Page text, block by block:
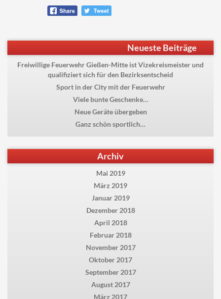
Beitragsnavigation
Previous
Teilnahme am Stadtlauf 2017 Neueste Beiträge
Freiwillige Feuerwehr Gießen-Mitte ist Vizekreismeister und
qualifiziert sich für den Bezirksentscheid
Sport in der City mit der Feuerwehr
Viele bunte Geschenke…
Neue Geräte übergeben
Ganz schön sportlich…
Archiv
Mai 2019
März 2019
Januar 2019
Dezember 2018
April 2018
Februar 2018
November 2017
Oktober 2017
September 2017
August 2017
März 2017